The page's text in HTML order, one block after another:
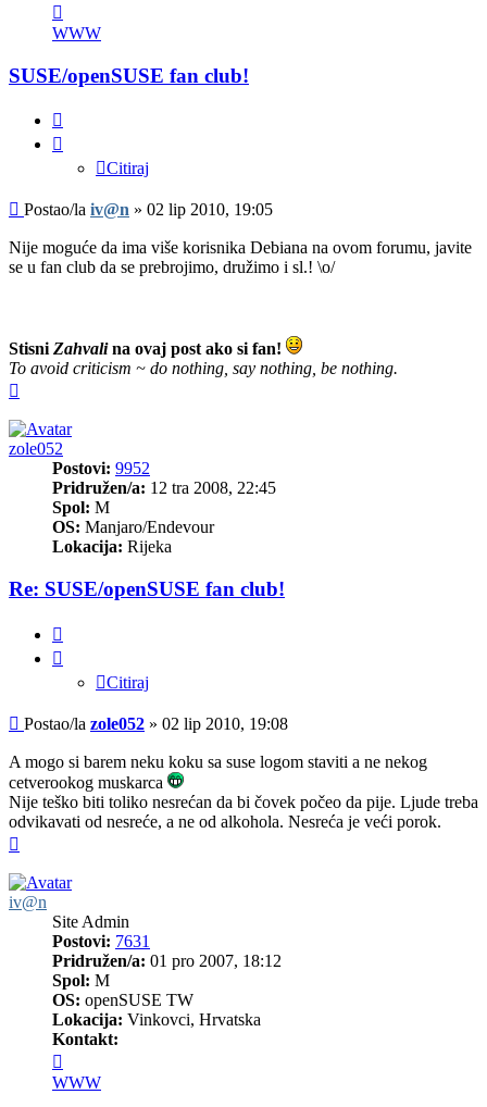
korisnika/cu
iv@n
WWW
SUSE/openSUSE fan club!
Citiraj
Post
Postao/la iv@n » 02 lip 2010, 19:05
Nije moguće da ima više korisnika Debiana na ovom forumu, javite
se u fan club da se prebrojimo, družimo i sl.! \o/
Stisni Zahvalina ovaj post ako si fan!
To avoid criticism ~ do nothing, say nothing, be nothing.
zole052
Postovi: 9952
Pridružen/a: 12 tra 2008, 22:45
Spol: M
OS: Manjaro/Endevour
Lokacija: Rijeka
Re: SUSE/openSUSE fan club!
Citiraj
Post
Postao/la zole052 » 02 lip 2010, 19:08
A mogo si barem neku koku sa suse logom staviti a ne nekog
cetverookog muskarca
Nije teško biti toliko nesrećan da bi čovek počeo da pije. Ljude treba
odvikavati od nesreće, a ne od alkohola. Nesreća je veći porok.
iv@n
Site Admin
Postovi: 7631
Pridružen/a: 01 pro 2007, 18:12
Spol: M
OS: openSUSE TW
Lokacija: Vinkovci, Hrvatska
Kontakt:
korisnika/cu
iv@n
WWW